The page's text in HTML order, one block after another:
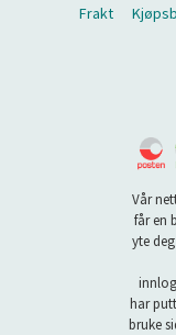
Frakt
Vår
får en
yte
har
bruke